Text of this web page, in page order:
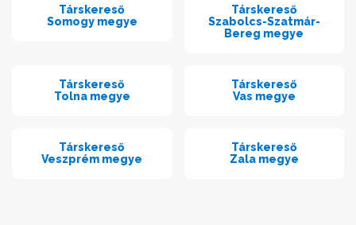
Társkereső
Somogy megye
Társkereső
Szabolcs-Szatmár-
Bereg megye
Társkereső
Tolna megye
Társkereső
Vas megye
Társkereső
Veszprém megye
Társkereső
Zala megye